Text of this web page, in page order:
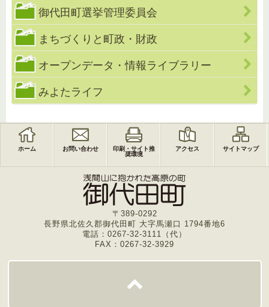
御代田町選挙管理委員会
まちづくりと町政・財政
オープンデータ・情報ライブラリー
みよたライフ
ホーム お問い合わせ
印刷・サイト推
奨環境
アクセス サイトマップ
〒389-0292
長野県北佐久郡御代田町 大字馬瀬口 1794番地6
電話：0267-32-3111（代）
FAX：0267-32-3929